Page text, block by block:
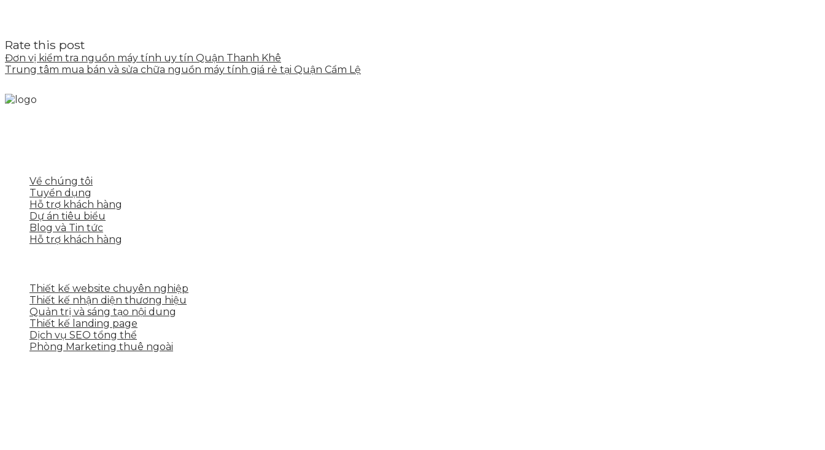
Rate this post
Đơn vị kiểm tra nguồn máy tính uy tín Quận Thanh Khê
Trung tâm mua bán và sửa chữa nguồn máy tính giá rẻ tại Quận Cẩm Lệ
Về chúng tôi
Tuyển dụng
Hỗ trợ khách hàng
Dự án tiêu biểu
Blog và Tin tức
Hỗ trợ khách hàng
Thiết kế website chuyên nghiệp
Thiết kế nhận diện thương hiệu
Quản trị và sáng tạo nội dung
Thiết kế landing page
Dịch vụ SEO tổng thể
Phòng Marketing thuê ngoài